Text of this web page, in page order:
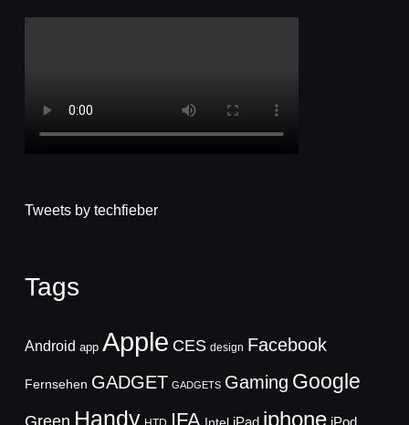
Tweets by techfieber
Tags
Android app Apple CES design Facebook
Fernsehen GADGET GADGETS Gaming Google
Green Handy IFA iPad iphone